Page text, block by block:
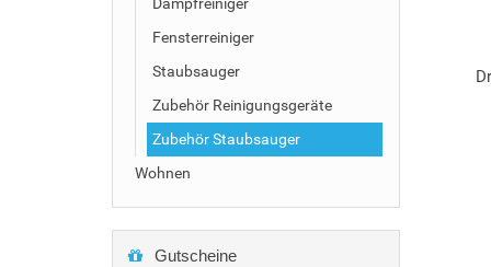
Fensterreiniger
Staubsauger
Zubehör Reinigungsgeräte
Zubehör Staubsauger
Wohnen
Gutscheine